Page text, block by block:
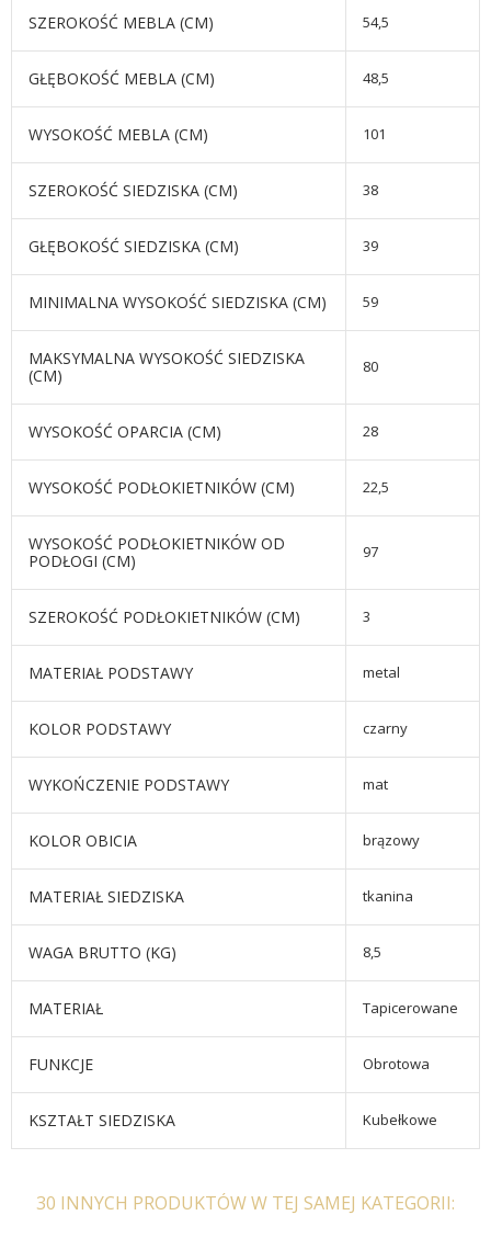
SZEROKOŚĆ MEBLA (CM) 54,5
GŁĘBOKOŚĆ MEBLA (CM) 48,5
WYSOKOŚĆ MEBLA (CM) 101
SZEROKOŚĆ SIEDZISKA (CM) 38
GŁĘBOKOŚĆ SIEDZISKA (CM) 39
MINIMALNA WYSOKOŚĆ SIEDZISKA (CM) 59
MAKSYMALNA WYSOKOŚĆ SIEDZISKA
(CM)
80
WYSOKOŚĆ OPARCIA (CM) 28
WYSOKOŚĆ PODŁOKIETNIKÓW (CM) 22,5
WYSOKOŚĆ PODŁOKIETNIKÓW OD
PODŁOGI (CM)
97
SZEROKOŚĆ PODŁOKIETNIKÓW (CM) 3
MATERIAŁ PODSTAWY metal
KOLOR PODSTAWY czarny
WYKOŃCZENIE PODSTAWY mat
KOLOR OBICIA brązowy
MATERIAŁ SIEDZISKA tkanina
WAGA BRUTTO (KG) 8,5
MATERIAŁ Tapicerowane
FUNKCJE Obrotowa
KSZTAŁT SIEDZISKA Kubełkowe
30 INNYCH PRODUKTÓW W TEJ SAMEJ KATEGORII: